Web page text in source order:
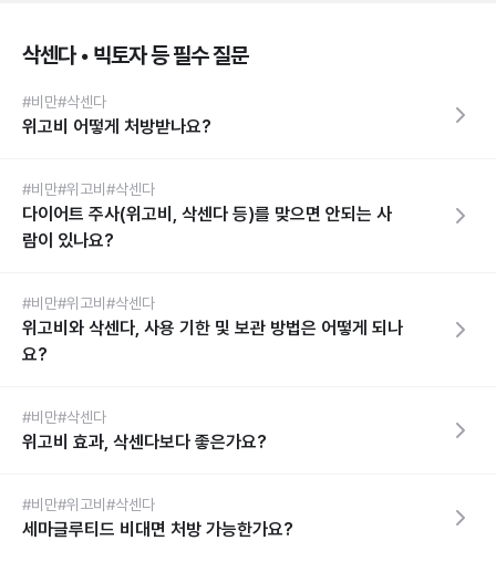
삭센다 • 빅토자 등 필수 질문
#비만#삭센다
위고비 어떻게 처방받나요?
#비만#위고비 #삭센다
다이어트 주사(위고비, 삭센다 등)를 맞으면 안되는 사
람이 있나요?
#비만#위고비 #삭센다
위고비와 삭센다, 사용 기한 및 보관 방법은 어떻게 되나
요?
#비만#삭센다
위고비 효과, 삭센다보다 좋은가요?
#비만#위고비 #삭센다
세마글루티드 비대면 처방 가능한가요?